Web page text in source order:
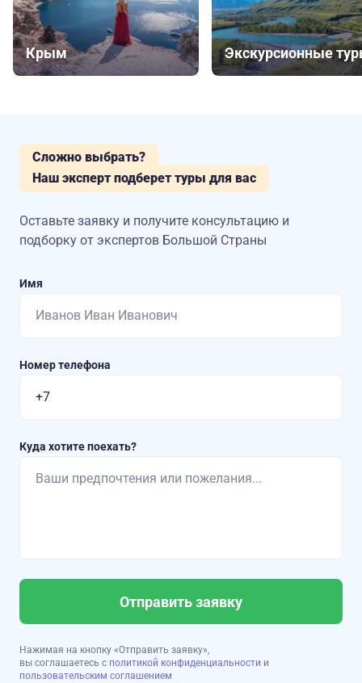
Крым Экскурсионные
Сложно выбрать?
Наш эксперт подберет туры для вас
Оставьте заявку и получите консультацию и
подборку от экспертов Большой Страны
Имя
Номер телефона
Куда хотите поехать?
Отправить заявку
Нажимая на кнопку «Отправить заявку»,
вы соглашаетесь с политикой конфиденциальности и
пользовательским соглашением